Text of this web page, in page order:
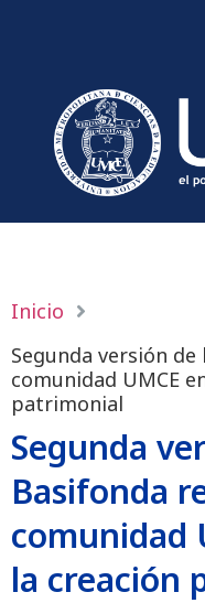
Inicio
Segunda versión
comunidad UMCE
patrimonial
Segunda
Basifonda
comunidad
la creación